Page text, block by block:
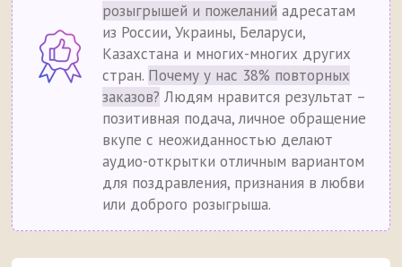
розыгрышей и пожеланий адресатам
из России, Украины, Беларуси,
Казахстана и многих-многих других
стран. Почему у нас 38% повторных
заказов? Людям нравится результат –
позитивная подача, личное обращение
вкупе с неожиданностью делают
аудио-открытки отличным вариантом
для поздравления, признания в любви
или доброго розыгрыша.